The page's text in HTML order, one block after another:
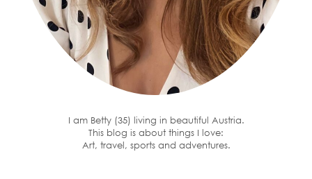
I am Betty (35) living in beautiful Austria.
This blog is about things I love:
Art, travel, sports and adventures.